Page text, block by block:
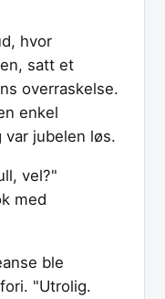
hvor
satt et
overraskelse.
enkel
jubelen løs.
vel?"
med
ble
"Utrolig.